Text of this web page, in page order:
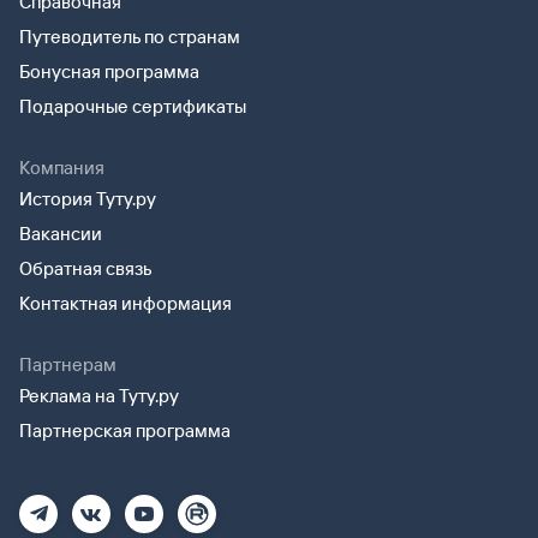
Путеводитель по странам
Бонусная программа
Подарочные сертификаты
Компания
История Туту.ру
Вакансии
Обратная связь
Контактная информация
Партнерам
Реклама на Туту.ру
Партнерская программа